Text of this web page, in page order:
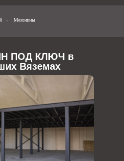
→ Мезонины
ПОД КЛЮЧ в
Вяземах